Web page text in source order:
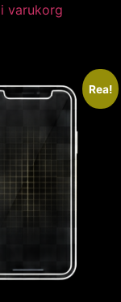
varukorg
Rea!